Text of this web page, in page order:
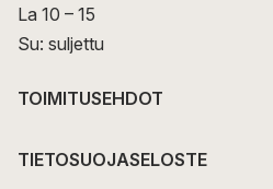
La 10 – 15
Su: suljettu
TOIMITUSEHDOT
TIETOSUOJASELOSTE